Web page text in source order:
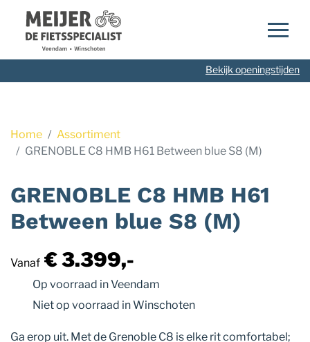
Navigatie
Bekijk openingstijden
Home
Assortiment
GRENOBLE C8 HMB H61 Between blue S8 (M)
GRENOBLE C8 HMB H61
Between blue S8 (M)
Vanaf € 3.399,-
Op voorraad in Veendam
Niet op voorraad in Winschoten
Ga erop uit. Met de Grenoble C8 is elke rit comfortabel;